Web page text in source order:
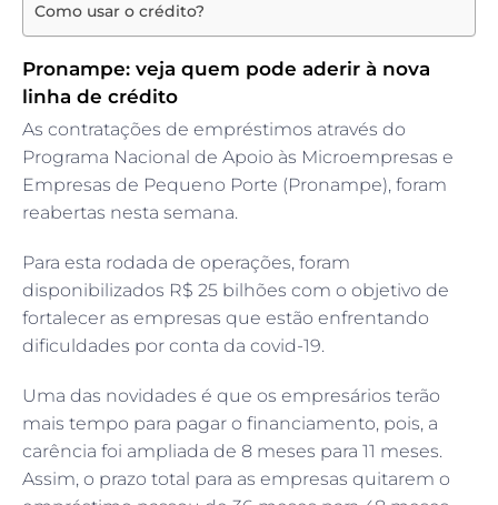
Como usar o crédito?
Pronampe: veja quem pode aderir à nova
linha de crédito
As contratações de empréstimos através do
Programa Nacional de Apoio às Microempresas e
Empresas de Pequeno Porte (Pronampe), foram
reabertas nesta semana.
Para esta rodada de operações, foram
disponibilizados R$ 25 bilhões com o objetivo de
fortalecer as empresas que estão enfrentando
dificuldades por conta da covid-19.
Uma das novidades é que os empresários terão
mais tempo para pagar o financiamento, pois, a
carência foi ampliada de 8 meses para 11 meses.
Assim, o prazo total para as empresas quitarem o